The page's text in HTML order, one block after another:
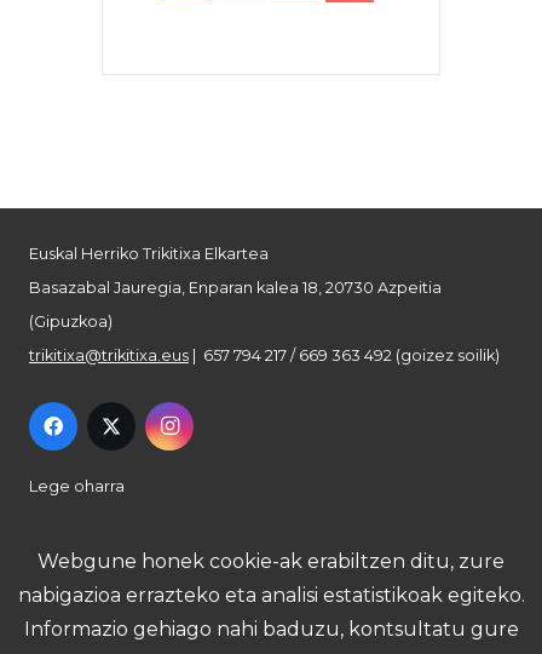
Euskal Herriko Trikitixa Elkartea
Basazabal Jauregia, Enparan kalea 18, 20730 Azpeitia
(Gipuzkoa)
trikitixa@trikitixa.eus | 657 794 217 / 669 363 492 (goizez soilik)
Lege oharra
Pribatutasun politika
Webgune honek cookie-ak erabiltzen ditu, zure
nabigazioa errazteko eta analisi estatistikoak egiteko.
Informazio gehiago nahi baduzu, kontsultatu gure